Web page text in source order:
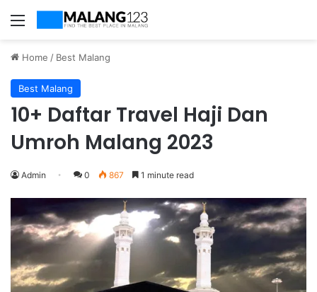
Home / Best Malang
Best Malang
10+ Daftar Travel Haji Dan
Umroh Malang 2023
Admin 0 867 1 minute read